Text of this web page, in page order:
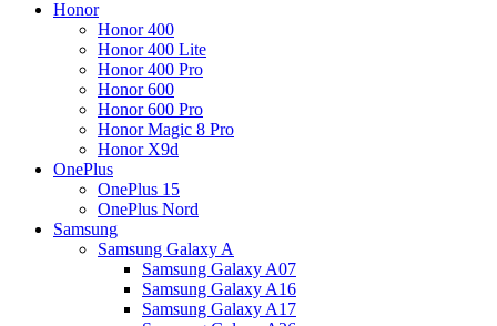
Honor
Honor 400
Honor 400 Lite
Honor 400 Pro
Honor 600
Honor 600 Pro
Honor Magic 8 Pro
Honor X9d
OnePlus
OnePlus 15
OnePlus Nord
Samsung
Samsung Galaxy A
Samsung Galaxy A07
Samsung Galaxy A16
Samsung Galaxy A17